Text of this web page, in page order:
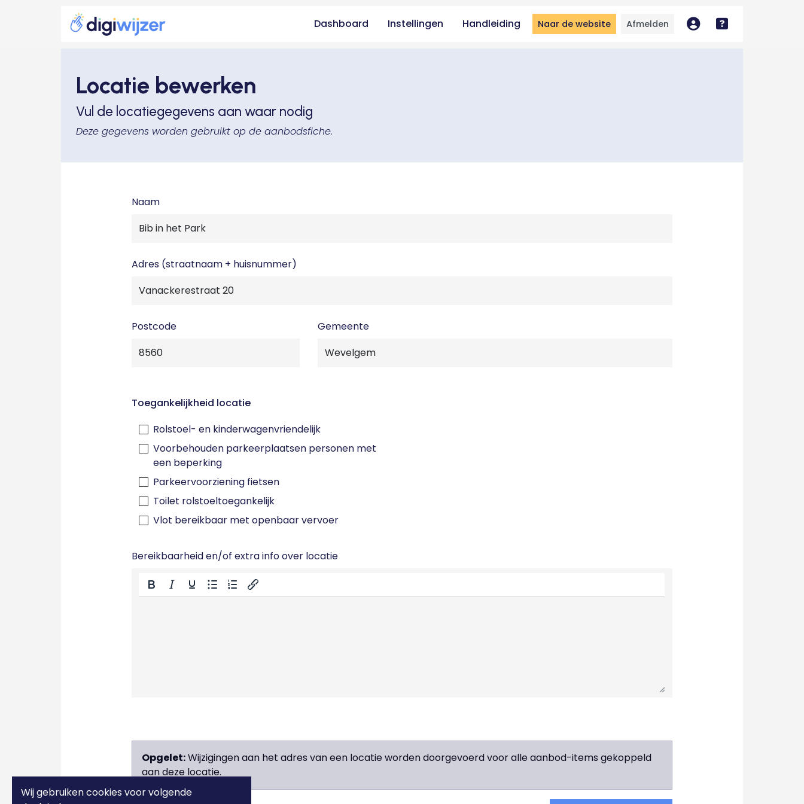
Dashboard Instellingen Handleiding Naar de website Afmelden Mijn account
Bekijk
Locatie bewerken
Vul de locatiegegevens aan waar nodig
Deze gegevens worden gebruikt op de aanbodsfiche.
Naam
Adres (straatnaam + huisnummer)
Postcode Gemeente
Toegankelijkheid locatie
Rolstoel- en kinderwagenvriendelijk
Voorbehouden parkeerplaatsen personen met
een beperking
Parkeervoorziening fietsen
Toilet rolstoeltoegankelijk
Vlot bereikbaar met openbaar vervoer
Bereikbaarheid en/of extra info over locatie
Opgelet:Wijzigingen aan het adres van een locatie worden doorgevoerd voor alle aanbod-items gekoppeld
aan deze locatie.
Wij gebruiken cookies voor volgende